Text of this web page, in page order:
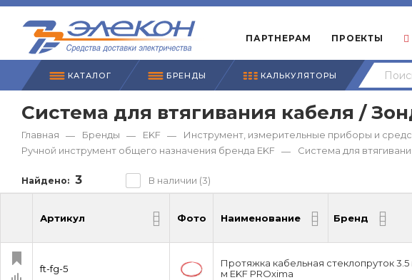
ПАРТНЕРАМ ПРОЕКТЫ
КАТАЛОГ БРЕНДЫ КАЛЬКУЛЯТОРЫ
Система для втягивания кабеля /
Главная — Бренды — EKF — Инструмент, измерительные приборы и
Ручной инструмент общего назначения бренда EKF — Система для
Найдено: 3 В наличии (3)
Артикул Фото Наименование Бренд
Артикул
Фото Наименование
ft-fg-5
Протяжка кабельная стеклопруток
м EKF PROxima